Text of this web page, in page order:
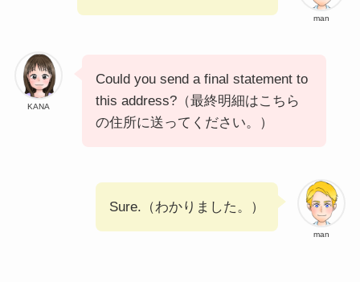
man
KANA
Could you send a final statement to
this address?（最終明細はこちら
の住所に送ってください。）
man
Sure.（わかりました。）